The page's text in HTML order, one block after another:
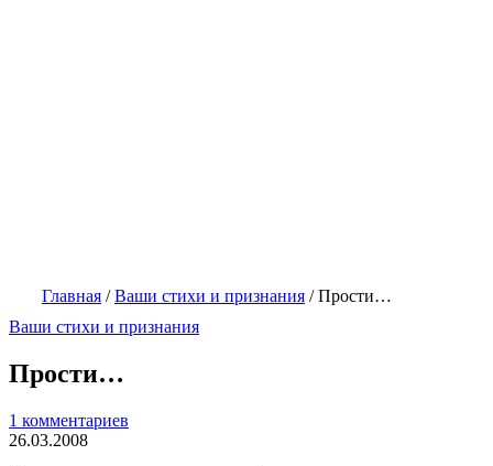
Главная /Ваши стихи и признания /Прости…
Ваши стихи и признания
Прости…
1 комментариев
26.03.2008